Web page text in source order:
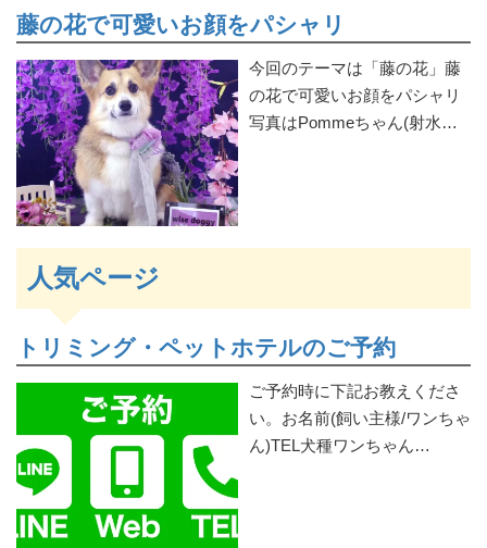
藤の花で可愛いお顔をパシャリ
今回のテーマは「藤の花」藤
の花で可愛いお顔をパシャリ
写真はPommeちゃん(射水…
人気ページ
トリミング・ペットホテルのご予約
ご予約時に下記お教えくださ
い。お名前(飼い主様/ワンちゃ
ん)TEL犬種ワンちゃん…